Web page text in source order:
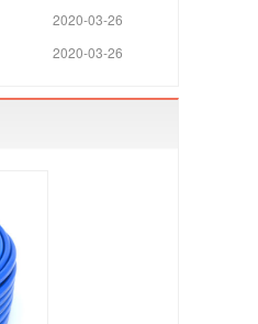
2020-03-26
2020-03-26